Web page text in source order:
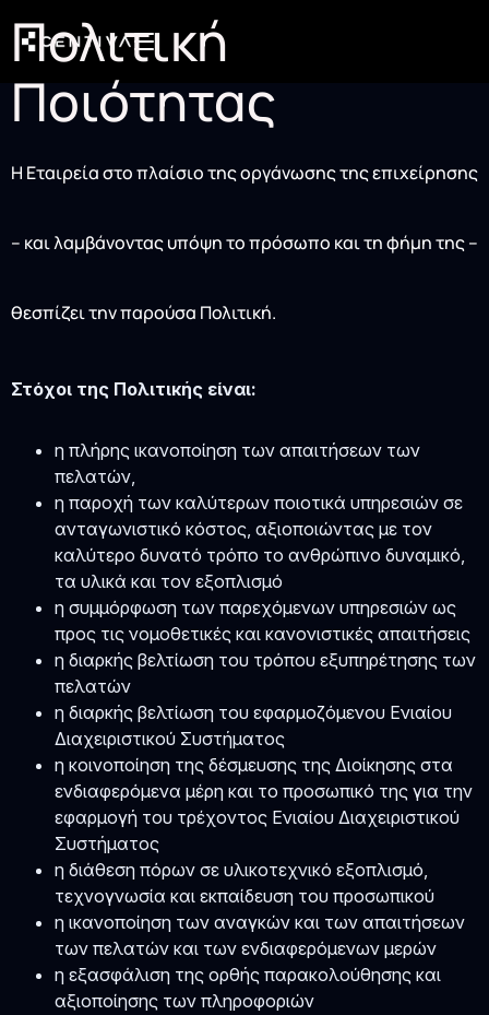
Πολιτική
Ποιότητας
Η Εταιρεία στο πλαίσιο της οργάνωσης της επιχείρησης
– και λαμβάνοντας υπόψη το πρόσωπο και τη φήμη της –
θεσπίζει την παρούσα Πολιτική.
Στόχοι της Πολιτικής είναι:
η πλήρης ικανοποίηση των απαιτήσεων των
πελατών,
η παροχή των καλύτερων ποιοτικά υπηρεσιών σε
ανταγωνιστικό κόστος, αξιοποιώντας με τον
καλύτερο δυνατό τρόπο το ανθρώπινο δυναμικό,
τα υλικά και τον εξοπλισμό
η συμμόρφωση των παρεχόμενων υπηρεσιών ως
προς τις νομοθετικές και κανονιστικές απαιτήσεις
η διαρκής βελτίωση του τρόπου εξυπηρέτησης των
πελατών
η διαρκής βελτίωση του εφαρμοζόμενου Ενιαίου
Διαχειριστικού Συστήματος
η κοινοποίηση της δέσμευσης της Διοίκησης στα
ενδιαφερόμενα μέρη και το προσωπικό της για την
εφαρμογή του τρέχοντος Ενιαίου Διαχειριστικού
Συστήματος
η διάθεση πόρων σε υλικοτεχνικό εξοπλισμό,
τεχνογνωσία και εκπαίδευση του προσωπικού
η ικανοποίηση των αναγκών και των απαιτήσεων
των πελατών και των ενδιαφερόμενων μερών
η εξασφάλιση της ορθής παρακολούθησης και
αξιοποίησης των πληροφοριών